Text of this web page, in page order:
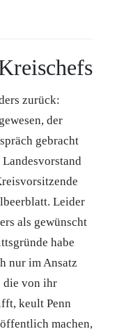
zurück:
der
gebracht
Landesvorstand
Leider
als gewünscht
habe
nur im Ansatz
die von ihr
keult Penn
machen,